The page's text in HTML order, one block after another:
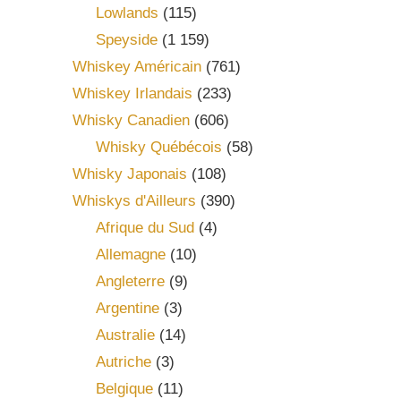
Lowlands (115)
Speyside(1 159)
Whiskey Américain (761)
Whiskey Irlandais (233)
Whisky Canadien (606)
Whisky Québécois (58)
Whisky Japonais (108)
Whiskys d'Ailleurs (390)
Afrique du Sud (4)
Allemagne(10)
Angleterre(9)
Argentine(3)
Australie(14)
Autriche(3)
Belgique(11)